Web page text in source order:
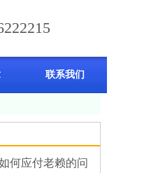
联系我们
何应付老赖的问